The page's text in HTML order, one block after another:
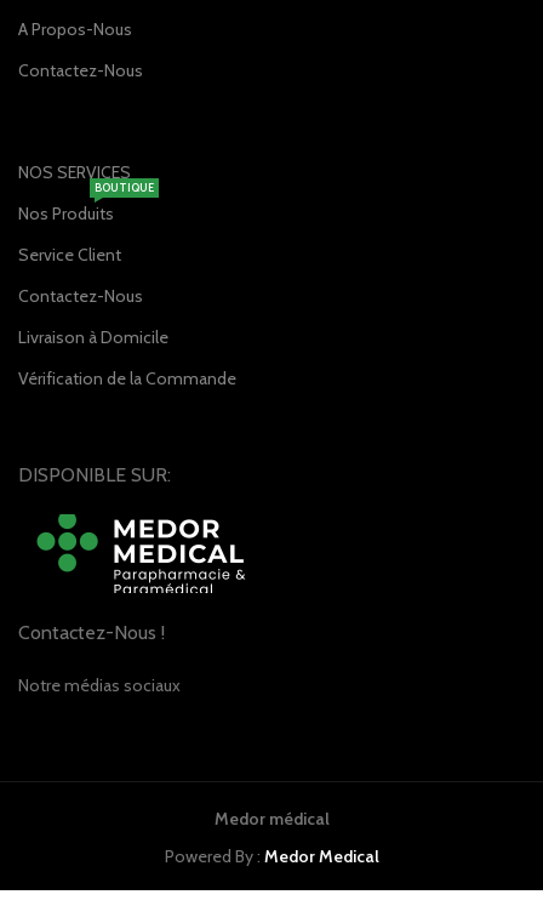
A Propos-Nous
Contactez-Nous
NOS SERVICES
Nos Produits
BOUTIQUE
Service Client
Contactez-Nous
Livraison à Domicile
Vérification de la Commande
DISPONIBLE SUR:
Contactez-Nous !
Notre médias sociaux
Medor médical
Powered By : Medor Medical